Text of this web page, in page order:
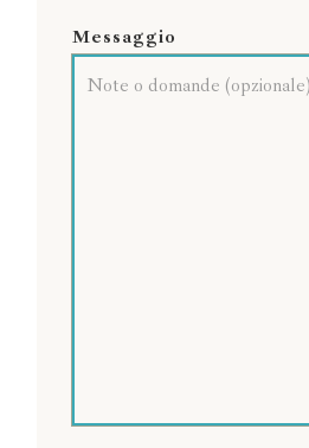
Messaggio